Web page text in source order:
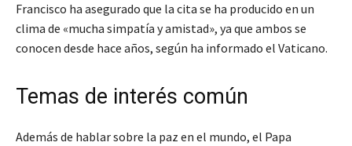
Francisco ha asegurado que la cita se ha producido en un
clima de «mucha simpatía y amistad», ya que ambos se
conocen desde hace años, según ha informado el Vaticano.
Temas de interés común
Además de hablar sobre la paz en el mundo, el Papa